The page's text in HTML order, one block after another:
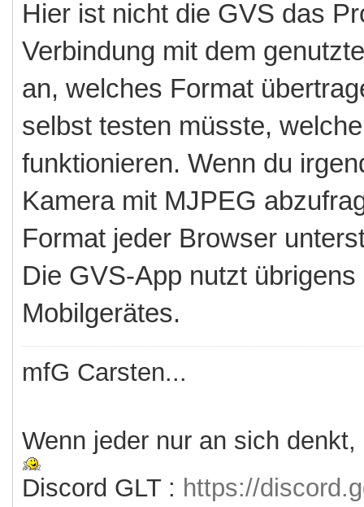
Hier ist nicht die GVS das
Verbindung mit dem
an, welches Format
selbst testen müsste,
funktionieren. Wenn du
Kamera mit MJPEG
Format jeder Browser
Die GVS-App nutzt
Mobilgerätes.
mfG Carsten...
Wenn jeder nur an sich
Discord GLT : https://